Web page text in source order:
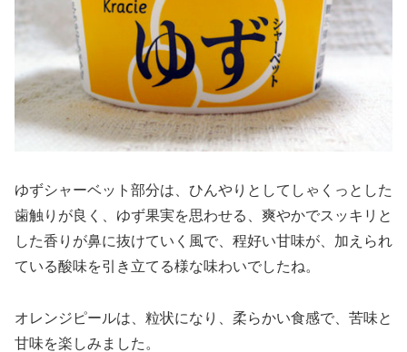
ゆずシャーベット部分は、ひんやりとしてしゃくっとした
歯触りが良く、ゆず果実を思わせる、爽やかでスッキリと
した香りが鼻に抜けていく風で、程好い甘味が、加えられ
ている酸味を引き立てる様な味わいでしたね。
オレンジピールは、粒状になり、柔らかい食感で、苦味と
甘味を楽しみました。